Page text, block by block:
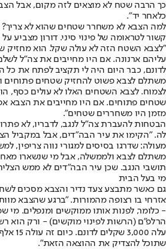
כך הרבה שטח לא מוצאים לזה מקום, אבל
כלאחר יד".
למה הצבא לא משחרר שטחים שהוא לא צריך?
קשור לטראומה של פינוי סיני. דורון מצביע
"לצבא השטח הזה לא עולה שקל. הוא מחזיק
עליהם ארנונה. אם היו מחייבים את צה"ל
לדונם, כבר היום היה לי תקציב לפתח את כל
משתלם לצבא פשוט להחזיק שטחים פתוחים
לצמוח. לצבא השטחים האלו לא עולים כסף,
שטחים פתוחים. אם היו מחייבים את הצבא
מזמן היו משחררים שטחים".
הבטחות להעברת צה"ל לנגב, לדבריו, לא
לה. "הקימו את עיר הבה"דים, אבל במקביל
מעולה: שדרגו בסיסים למגורי נווה צריפין,
משתלם לצבא ולממשלה, אבל מי שנשארו
תושבי הנגב. שכן עיר הבה"דים לא ממש
מי בעל הבית
גם כאשר מתבצע צעד נדיר והצבא מסכים
אזרחי בו רצופה מהמורות. "ברגע שהצבא
- כלומר, לפנות אותו ממוקשים ומנפלים. מי
הרלפ"ם (הרשות לפינוי מוקשים) - ורק הוא
עלה
שתוכל להצדיק את ההוצאה הזאת".